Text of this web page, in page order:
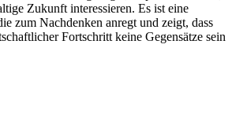
Zukunft interessieren. Es ist eine
zum Nachdenken anregt und zeigt, dass
Fortschritt keine Gegensätze sein